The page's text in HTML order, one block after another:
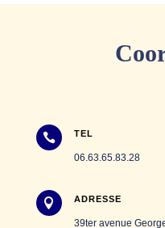
 TEL
06.63.65.83.28
 ADRESSE
39ter avenue